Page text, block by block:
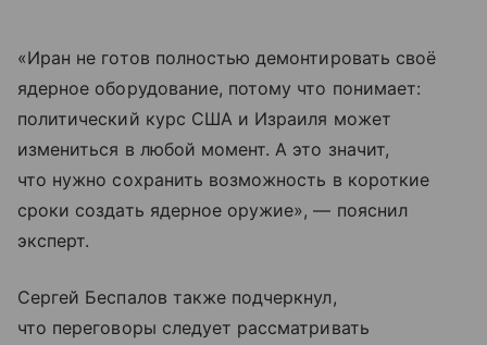
«Иран не готов полностью демонтировать своё
ядерное оборудование, потому что понимает:
политический курс США и Израиля может
измениться в любой момент. А это значит,
что нужно сохранить возможность в короткие
сроки создать ядерное оружие», — пояснил
эксперт.
Сергей Беспалов также подчеркнул,
что переговоры следует рассматривать